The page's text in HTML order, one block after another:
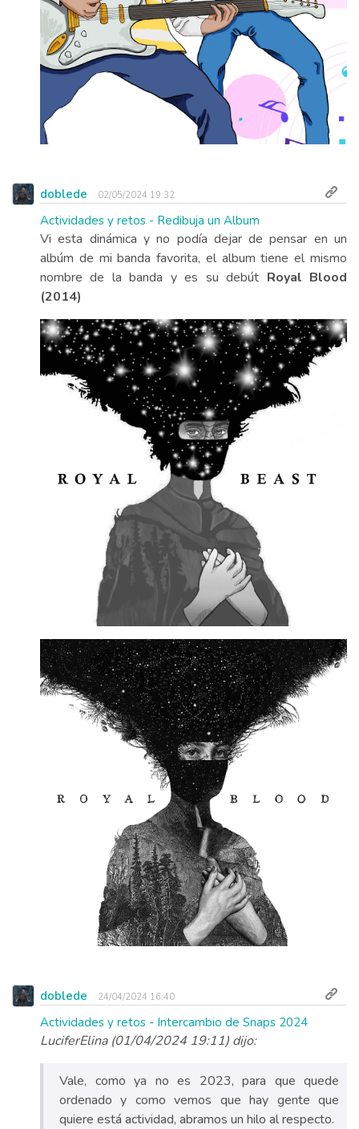
doblede 02/05/2024 19:32
Actividades y retos - Redibuja un Album
Vi esta dinámica y no podía dejar de pensar en un
albúm de mi banda favorita, el album tiene el mismo
nombre de la banda y es su debút Royal Blood
(2014)
doblede 24/04/2024 16:40
Actividades y retos - Intercambio de Snaps 2024
LuciferElina (01/04/2024 19:11) dijo:
Vale, como ya no es 2023, para que quede
ordenado y como vemos que hay gente que
quiere está actividad, abramos un hilo al respecto.